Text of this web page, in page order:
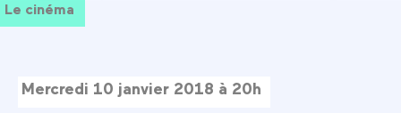
Le cinéma
Mercredi 10 janvier 2018 à 20h